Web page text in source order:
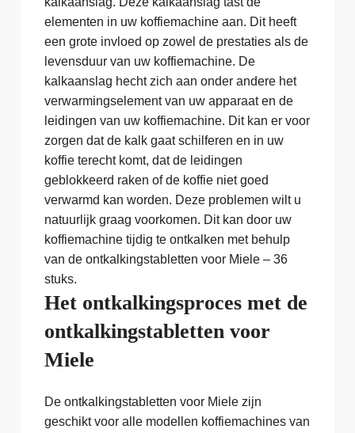
elementen in uw koffiemachine aan. Dit heeft
een grote invloed op zowel de prestaties als de
levensduur van uw koffiemachine. De
kalkaanslag hecht zich aan onder andere het
verwarmingselement van uw apparaat en de
leidingen van uw koffiemachine. Dit kan er voor
zorgen dat de kalk gaat schilferen en in uw
koffie terecht komt, dat de leidingen
geblokkeerd raken of de koffie niet goed
verwarmd kan worden. Deze problemen wilt u
natuurlijk graag voorkomen. Dit kan door uw
koffiemachine tijdig te ontkalken met behulp
van de ontkalkingstabletten voor Miele – 36
stuks.
Het ontkalkingsproces met de
ontkalkingstabletten voor
Miele
De ontkalkingstabletten voor Miele zijn
geschikt voor alle modellen koffiemachines van